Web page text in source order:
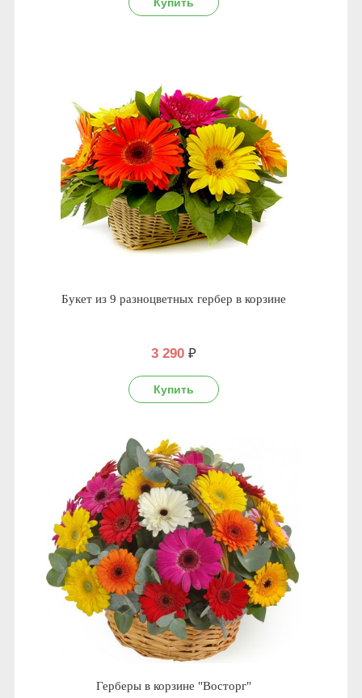
Букет из 9 разноцветных гербер в корзине
3 290 ₽
Герберы в корзине "Восторг"